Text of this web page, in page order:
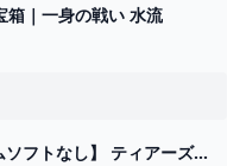
箱｜一身の戦い 水流
2024年新作 ゼルダの伝説 【ゲームソフトなし】 ティアーズオブザキングダム ニンテンドー3DS/2DS - bestcheerstone.com